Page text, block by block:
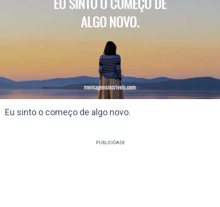
Eu sinto o começo de algo novo.
PUBLICIDADE